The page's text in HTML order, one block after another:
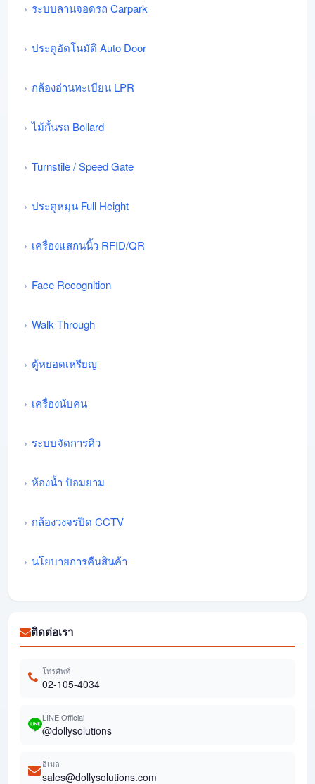
ระบบลานจอดรถ Carpark
ประตูอัตโนมัติ Auto Door
กล้องอ่านทะเบียน LPR
ไม้กั้นรถ Bollard
Turnstile / Speed Gate
ประตูหมุน Full Height
เครื่องแสกนนิ้ว RFID/QR
Face Recognition
Walk Through
ตู้หยอดเหรียญ
เครื่องนับคน
ระบบจัดการคิว
ห้องน้ำ ป้อมยาม
กล้องวงจรปิด CCTV
นโยบายการคืนสินค้า
ติดต่อเรา
โทรศัพท์
02-105-4034
LINE Official
@dollysolutions
อีเมล
sales@dollysolutions.com